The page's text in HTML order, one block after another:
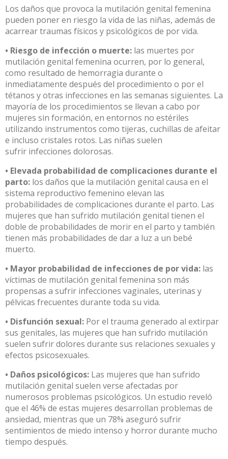
Los daños que provoca la mutilación genital femenina
pueden poner en riesgo la vida de las niñas, además de
acarrear traumas físicos y psicológicos de por vida.
• Riesgo de infección o muerte: las muertes por
mutilación genital femenina ocurren, por lo general,
como resultado de hemorragia durante o
inmediatamente después del procedimiento o por el
tétanos y otras infecciones en las semanas siguientes. La
mayoría de los procedimientos se llevan a cabo por
mujeres sin formación, en entornos no estériles
utilizando instrumentos como tijeras, cuchillas de afeitar
e incluso cristales rotos. Las niñas suelen
sufrir infecciones dolorosas.
• Elevada probabilidad de complicaciones durante el
parto: los daños que la mutilación genital causa en el
sistema reproductivo femenino elevan las
probabilidades de complicaciones durante el parto. Las
mujeres que han sufrido mutilación genital tienen el
doble de probabilidades de morir en el parto y también
tienen más probabilidades de dar a luz a un bebé
muerto.
• Mayor probabilidad de infecciones de por vida: las
víctimas de mutilación genital femenina son más
propensas a sufrir infecciones vaginales, uterinas y
pélvicas frecuentes durante toda su vida.
• Disfunción sexual: Por el trauma generado al extirpar
sus genitales, las mujeres que han sufrido mutilación
suelen sufrir dolores durante sus relaciones sexuales y
efectos psicosexuales.
• Daños psicológicos: Las mujeres que han sufrido
mutilación genital suelen verse afectadas por
numerosos problemas psicológicos. Un estudio reveló
que el 46% de estas mujeres desarrollan problemas de
ansiedad, mientras que un 78% aseguró sufrir
sentimientos de miedo intenso y horror durante mucho
tiempo después.